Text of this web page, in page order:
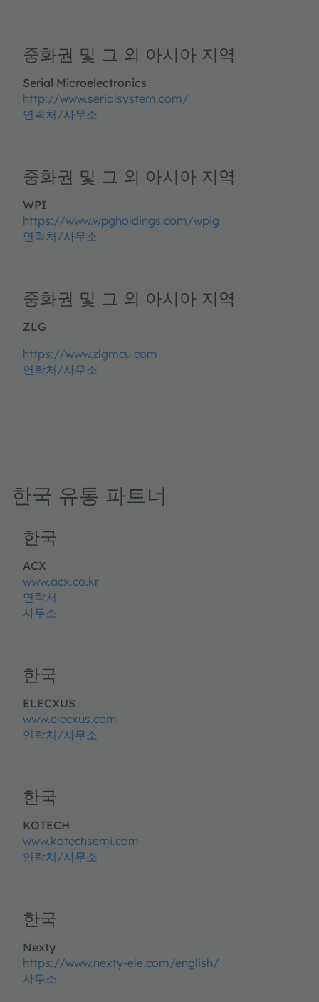
중화권 및 그 외 아시아 지역
Serial Microelectronics
http://www.serialsystem.com/
연락처/사무소
중화권 및 그 외 아시아 지역
WPI
https://www.wpgholdings.com/wpig
연락처/사무소
중화권 및 그 외 아시아 지역
ZLG
https://www.zlgmcu.com
연락처/사무소
한국 유통 파트너
한국
ACX
www.acx.co.kr
연락처
사무소
한국
ELECXUS
www.elecxus.com
연락처/사무소
한국
KOTECH
www.kotechsemi.com
연락처/사무소
한국
Nexty
https://www.nexty-ele.com/english/
사무소